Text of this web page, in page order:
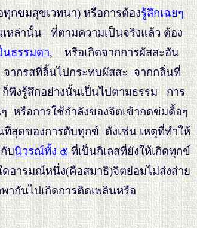
กขมสุขเวทนา) หรือการต้องรู้สึกเฉยๆ
เหล่านั้นที่ตามความเป็นจริงแล้ว ต้อง
นธรรมดา, หรือเกิดจากการผัสสะอัน
จากรสที่ลิ้นไปกระทบผัสสะ จากกลิ่นที่
ก็พึงรู้สึกอย่างนั้นเป็นไปตามธรรม การ
หรือการใช้กำลังของจิตเข้ากดข่มดื้อๆ
ที่สุดของการดับทุกข์ ดังเช่นเหตุที่ทำให้
บนิวรณ์ทั้ง ๕ ที่เป็นกิเลสที่ยังให้เกิดทุกข์
อารมณ์หนึ่ง(คือสมาธิ)จิตย่อมไม่ส่งส่าย
กันไปเกิดการติดเพลินหรือ